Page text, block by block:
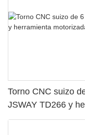
Torno CNC suizo
JSWAY TD266 y